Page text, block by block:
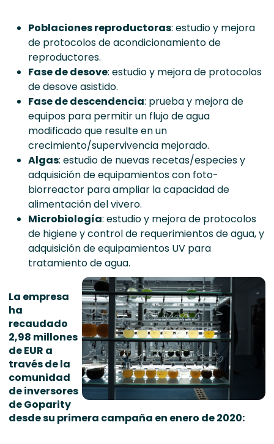
Poblaciones reproductoras: estudio y mejora
de protocolos de acondicionamiento de
reproductores.
Fase de desove: estudio y mejora de protocolos
de desove asistido.
Fase de descendencia: prueba y mejora de
equipos para permitir un flujo de agua
modificado que resulte en un
crecimiento/supervivencia mejorado.
Algas: estudio de nuevas recetas/especies y
adquisición de equipamientos con foto-
biorreactor para ampliar la capacidad de
alimentación del vivero.
Microbiología: estudio y mejora de protocolos
de higiene y control de requerimientos de agua, y
adquisición de equipamientos UV para
tratamiento de agua.
La empresa
ha
recaudado
2,98 millones
de EUR a
través de la
comunidad
de inversores
de Goparity
desde su primera campaña en enero de 2020: